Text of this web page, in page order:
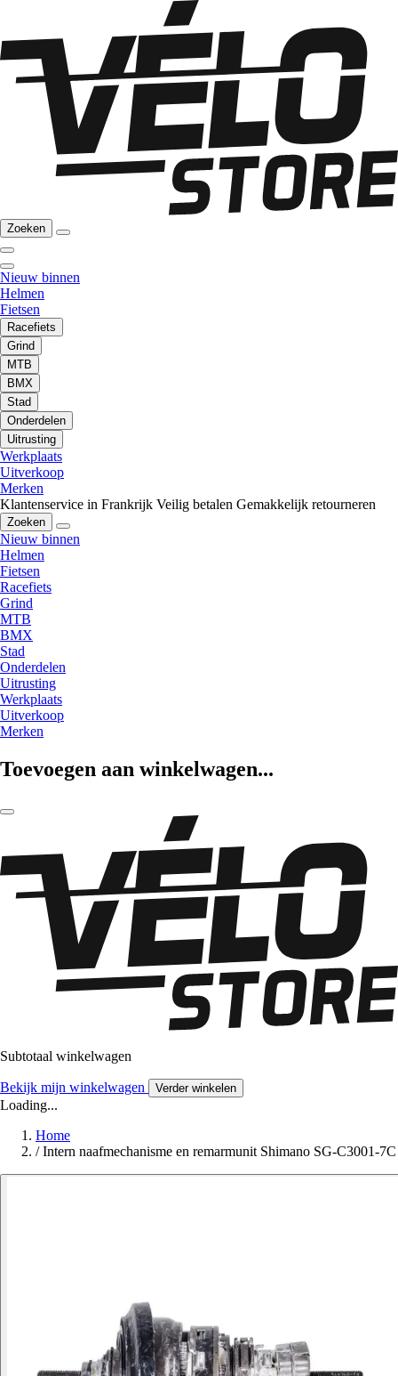
Zoeken
Nieuw binnen
Helmen
Fietsen
Racefiets
Grind
MTB
BMX
Stad
Onderdelen
Uitrusting
Werkplaats
Uitverkoop
Merken
Klantenservice in Frankrijk Veilig betalen Gemakkelijk retourneren
Zoeken
Nieuw binnen
Helmen
Fietsen
Racefiets
Grind
MTB
BMX
Stad
Onderdelen
Uitrusting
Werkplaats
Uitverkoop
Merken
Toevoegen aan winkelwagen...
Subtotaal winkelwagen
Bekijk mijn winkelwagen Verder winkelen
Loading...
Home
/ Intern naafmechanisme en remarmunit Shimano SG-C3001-7C